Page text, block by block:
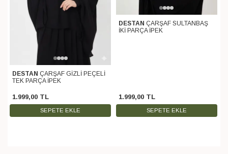
DESTAN ÇARŞAF GİZLİ PEÇELİ
TEK PARÇA İPEK
1.999,00 TL
SEPETE EKLE
DESTAN ÇARŞAF SULTANBAŞ
İKİ PARÇA İPEK
1.999,00 TL
SEPETE EKLE